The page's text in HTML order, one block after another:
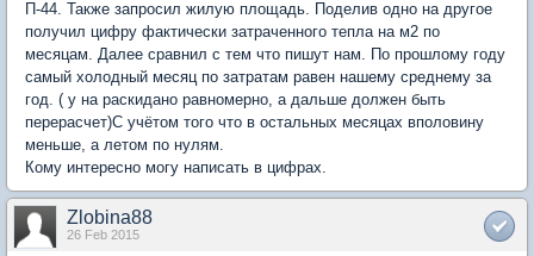
П-44. Также запросил жилую площадь. Поделив одно на другое
получил цифру фактически затраченного тепла на м2 по
месяцам. Далее сравнил с тем что пишут нам. По прошлому году
самый холодный месяц по затратам равен нашему среднему за
год. ( у на раскидано равномерно, а дальше должен быть
перерасчет)С учётом того что в остальных месяцах вполовину
меньше, а летом по нулям.
Кому интересно могу написать в цифрах.
Zlobina88
26 Feb 2015